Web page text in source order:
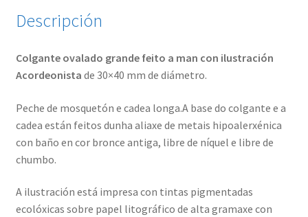
Descripción
Colgante ovalado grande feito a man con ilustración
Acordeonista de 30×40 mm de diámetro.
Peche de mosquetón e cadea longa.A base do colgante e a
cadea están feitos dunha aliaxe de metais hipoalerxénica
con baño en cor bronce antiga, libre de níquel e libre de
chumbo.
A ilustración está impresa con tintas pigmentadas
ecolóxicas sobre papel litográfico de alta gramaxe con